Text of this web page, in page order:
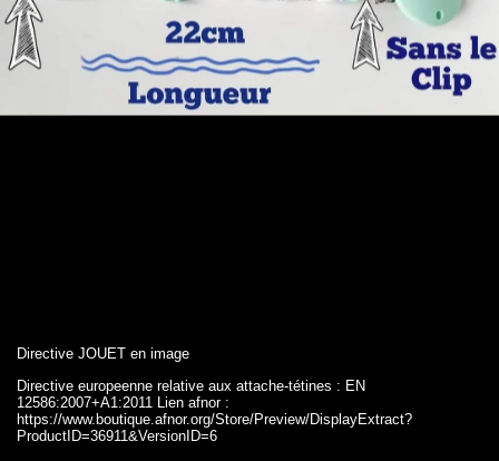
Directive JOUET en image
Directive europeenne relative aux attache-tétines : EN
12586:2007+A1:2011 Lien afnor :
https://www.boutique.afnor.org/Store/Preview/DisplayExtract?
ProductID=36911&VersionID=6